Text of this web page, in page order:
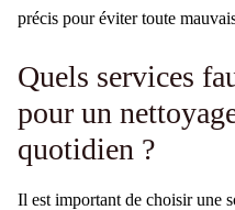
précis pour éviter toute
Quels services
pour un
quotidien ?
Il est important de choisir une